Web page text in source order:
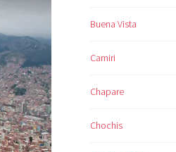
Buena Vista
Camiri
Chapare
Chochis